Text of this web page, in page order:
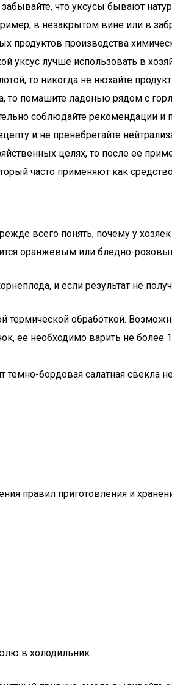
что уксусы бывают
в незакрытом вине или в
продуктов производства
уксус лучше использовать в
то никогда не нюхайте
то помашите ладонью рядом с
соблюдайте рекомендации и
и не пренебрегайте
целях, то после ее
часто применяют как
всего понять, почему у
оранжевым или бледно-
и если результат не
термической обработкой.
ее необходимо варить не
темно-бордовая салатная
правил приготовления и
в холодильник.